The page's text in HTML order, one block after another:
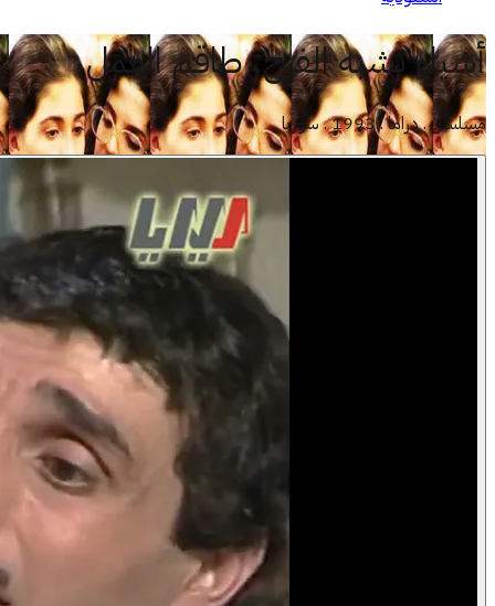
أشياء تشبه الفرح:طاقم العمل
مسلسل . دراما . 1993 . سوريا